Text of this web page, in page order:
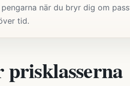
när du bryr dig om
tid.